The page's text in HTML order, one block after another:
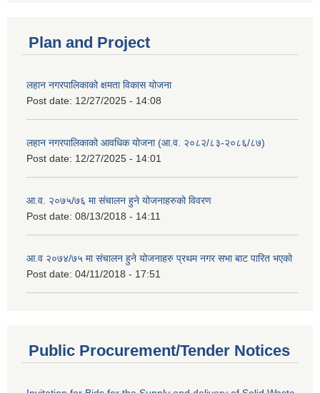
Plan and Project
लहान नगरपालिकाको क्षमता विकास योजना
Post date: 12/27/2025 - 14:08
लहान नगरपालिकाको आवधिक योजना (आ.व. २०८२/८३-२०८६/८७)
Post date: 12/27/2025 - 14:01
आ.व. २०७५/७६ मा संचालन हुने योजनाहरुको विवरण
Post date: 08/13/2018 - 14:11
आ.व २०७४/७५ मा संचालन हुने योजनाहरु प्रथम नगर सभा बाट पारित भएको
Post date: 04/11/2018 - 17:51
Public Procurement/Tender Notices